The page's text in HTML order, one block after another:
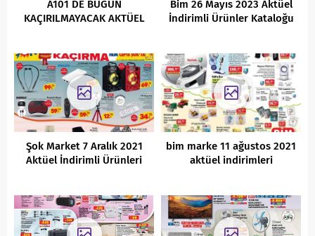
A101 DE BUGÜN
KAÇIRILMAYACAK AKTÜEL
Bim 26 Mayıs 2023 Aktüel
İndirimli Ürünler Kataloğu
Şok Market 7 Aralık 2021
Aktüel İndirimli Ürünleri
bim marke 11 ağustos 2021
aktüel indirimleri